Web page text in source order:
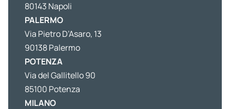
80143 Napoli
PALERMO
Via Pietro D’Asaro, 13
90138 Palermo
POTENZA
Via del Gallitello 90
85100 Potenza
MILANO